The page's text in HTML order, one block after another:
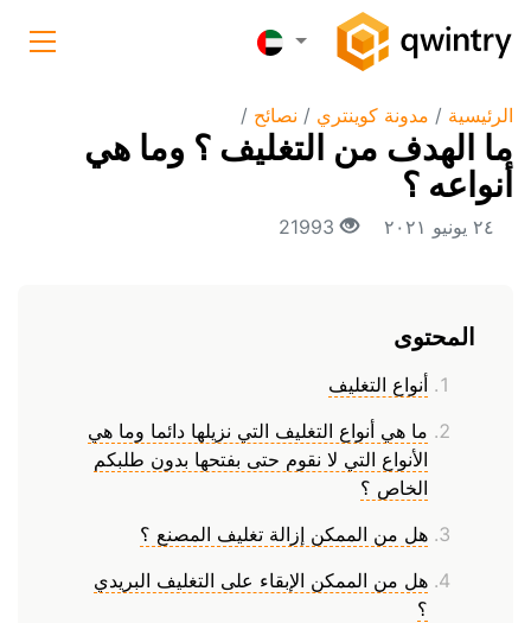
الرئيسية / مدونة كوينتري / نصائح /
ما الهدف من التغليف ؟ وما هي
أنواعه ؟
٢٤ يونيو ٢٠٢١ 21993
المحتوى
أنواع التغليف
ما هي أنواع التغليف التي نزيلها دائما وما هي
الأنواع التي لا نقوم حتى بفتحها بدون طلبكم
الخاص ؟
هل من الممكن إزالة تغليف المصنع ؟
هل من الممكن الإبقاء على التغليف البريدي
؟